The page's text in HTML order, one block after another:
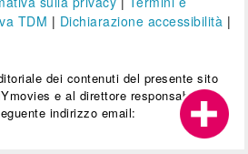
TDM | Dichiarazione accessibilità |
dei contenuti del presente sito
e al direttore responsabile.
indirizzo email: